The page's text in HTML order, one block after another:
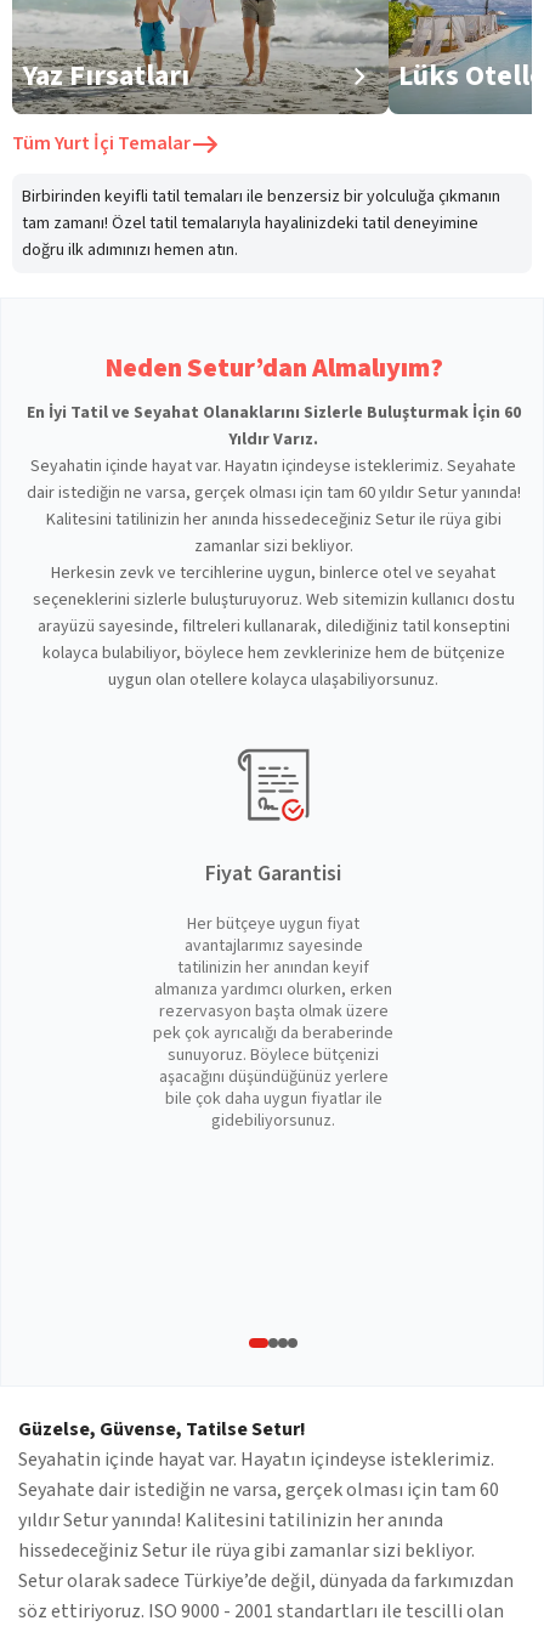
Yaz Fırsatları Lüks
TümYurt İçi Temalar
Birbirinden keyifli tatil temaları ile benzersiz bir yolculuğa çıkmanın
tam zamanı! Özel tatil temalarıyla hayalinizdeki tatil deneyimine
doğru ilk adımınızı hemen atın.
Neden Setur’dan Almalıyım?
En İyi Tatil ve Seyahat Olanaklarını Sizlerle Buluşturmak İçin 60
Yıldır Varız.
Seyahatin içinde hayat var. Hayatın içindeyse isteklerimiz. Seyahate
dair istediğin ne varsa, gerçek olması için tam 60 yıldır Setur yanında!
Kalitesini tatilinizin her anında hissedeceğiniz Setur ile rüya gibi
zamanlar sizi bekliyor.
Herkesin zevk ve tercihlerine uygun, binlerce otel ve seyahat
seçeneklerini sizlerle buluşturuyoruz. Web sitemizin kullanıcı dostu
arayüzü sayesinde, filtreleri kullanarak, dilediğiniz tatil konseptini
kolayca bulabiliyor, böylece hem zevklerinize hem de bütçenize
uygun olan otellere kolayca ulaşabiliyorsunuz.
Fiyat Garantisi
Her bütçeye uygun fiyat
avantajlarımız sayesinde
tatilinizin her anından keyif
almanıza yardımcı olurken, erken
rezervasyon başta olmak üzere
pek çok ayrıcalığı da beraberinde
sunuyoruz. Böylece bütçenizi
aşacağını düşündüğünüz yerlere
bile çok daha uygun fiyatlar ile
gidebiliyorsunuz.
Güzelse, Güvense, Tatilse Setur!
Seyahatin içinde hayat var. Hayatın içindeyse isteklerimiz.
Seyahate dair istediğin ne varsa, gerçek olması için tam 60
yıldır Setur yanında! Kalitesini tatilinizin her anında
hissedeceğiniz Setur ile rüya gibi zamanlar sizi bekliyor.
Setur olarak sadece Türkiye’de değil, dünyada da farkımızdan
söz ettiriyoruz. ISO 9000 - 2001 standartları ile tescilli olan